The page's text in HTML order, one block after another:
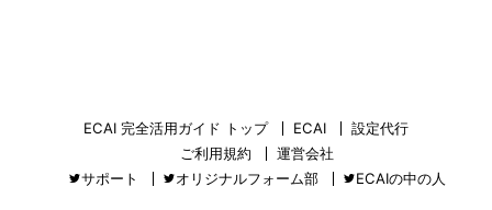
ECAI 完全活用ガイド トップ ECAI
設定代行
ご利用規約
運営会社
サポート
オリジナルフォーム部 ECAIの中の人